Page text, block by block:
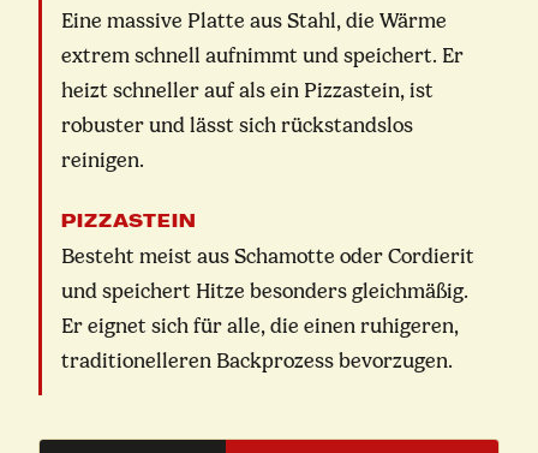
Eine massive Platte aus Stahl, die Wärme
extrem schnell aufnimmt und speichert. Er
heizt schneller auf als ein Pizzastein, ist
robuster und lässt sich rückstandslos
reinigen.
PIZZASTEIN
Besteht meist aus Schamotte oder Cordierit
und speichert Hitze besonders gleichmäßig.
Er eignet sich für alle, die einen ruhigeren,
traditionelleren Backprozess bevorzugen.